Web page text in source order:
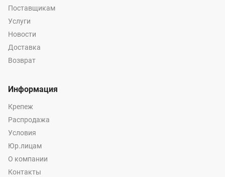
Поставщикам
Услуги
Новости
Доставка
Возврат
Информация
Крепеж
Распродажа
Условия
Юр.лицам
О компании
Контакты